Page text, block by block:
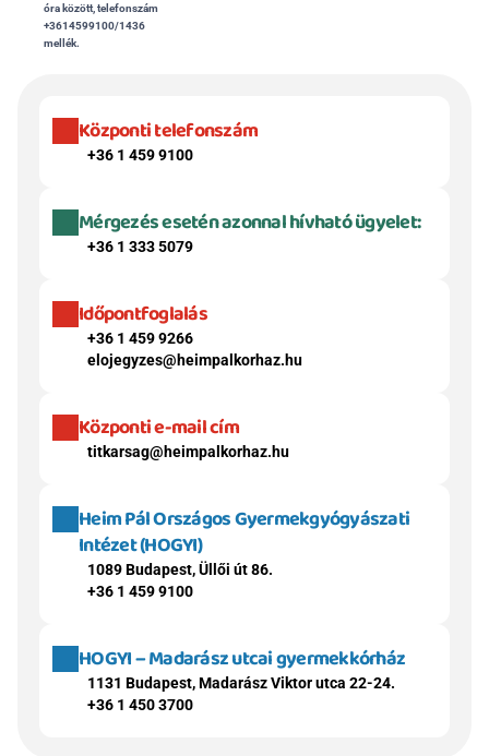
óra között, telefonszám
+3614599100/1436
mellék.
Központi telefonszám
+36 1 459 9100
Mérgezés esetén azonnal hívható ügyelet:
+36 1 333 5079
Időpontfoglalás
+36 1 459 9266
elojegyzes@heimpalkorhaz.hu
Központi e-mail cím
titkarsag@heimpalkorhaz.hu
Heim Pál Országos Gyermekgyógyászati
Intézet (HOGYI)
1089 Budapest, Üllői út 86.
+36 1 459 9100
HOGYI – Madarász utcai gyermekkórház
1131 Budapest, Madarász Viktor utca 22-24.
+36 1 450 3700